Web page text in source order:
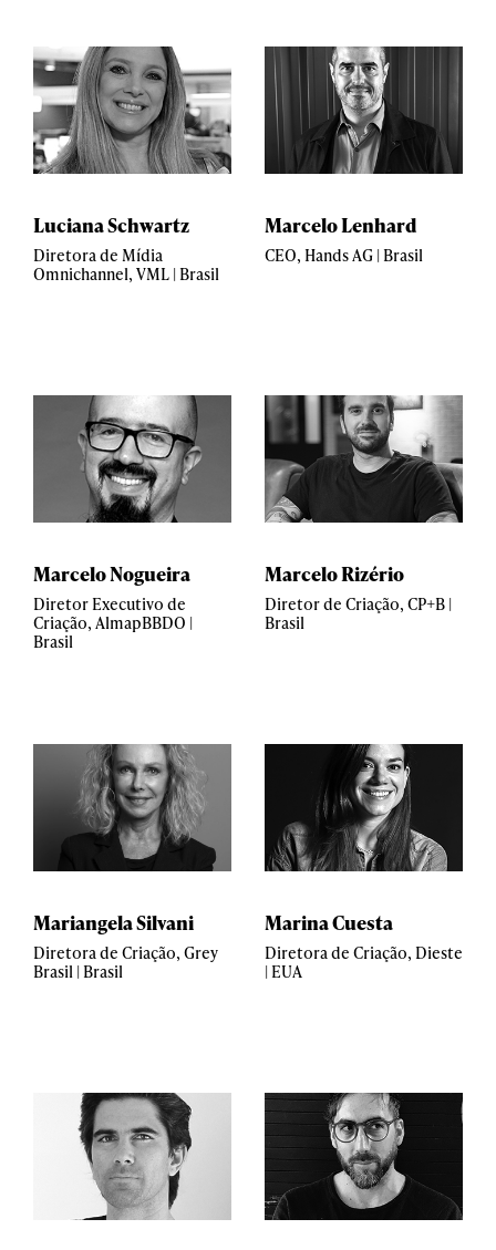
Luciana Schwartz
Diretora de Mídia
Omnichannel, VML | Brasil
Marcelo Lenhard
CEO, Hands AG | Brasil
Marcelo Nogueira
Diretor Executivo de
Criação, AlmapBBDO |
Brasil
Marcelo Rizério
Diretor de Criação, CP+B |
Brasil
Mariangela Silvani
Diretora de Criação, Grey
Brasil | Brasil
Marina Cuesta
Diretora de Criação, Dieste
| EUA